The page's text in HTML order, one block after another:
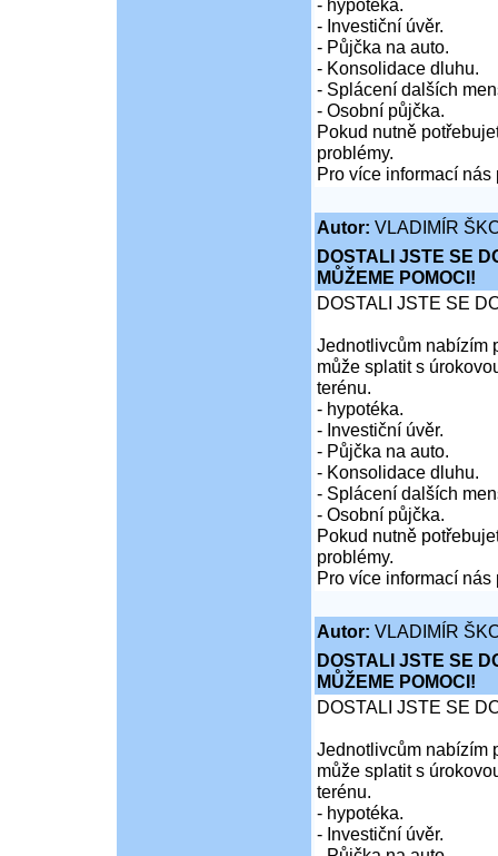
- hypotéka.
- Investiční úvěr.
- Půjčka na auto.
- Konsolidace dluhu.
- Splácení dalších
- Osobní půjčka.
Pokud nutně
problémy.
Pro více informací nás
Autor: VLADIMÍR
DOSTALI JSTE SE
MŮŽEME POMOCI!
DOSTALI JSTE SE
Jednotlivcům nabízím
může splatit s
terénu.
- hypotéka.
- Investiční úvěr.
- Půjčka na auto.
- Konsolidace dluhu.
- Splácení dalších
- Osobní půjčka.
Pokud nutně
problémy.
Pro více informací nás
Autor: VLADIMÍR
DOSTALI JSTE SE
MŮŽEME POMOCI!
DOSTALI JSTE SE
Jednotlivcům nabízím
může splatit s
terénu.
- hypotéka.
- Investiční úvěr.